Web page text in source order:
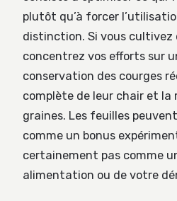
plutôt qu’à forcer
distinction. Si vous
concentrez vos efforts sur
conservation des courges
complète de leur chair et la
graines. Les feuilles
comme un bonus
certainement pas comme
alimentation ou de votre